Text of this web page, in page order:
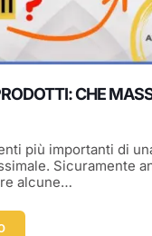
CHE
più importanti di
Sicuramente
alcune…